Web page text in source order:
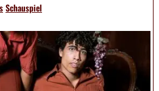
Schauspiel